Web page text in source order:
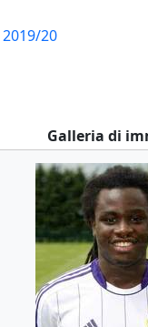
2019/20
Galleria di